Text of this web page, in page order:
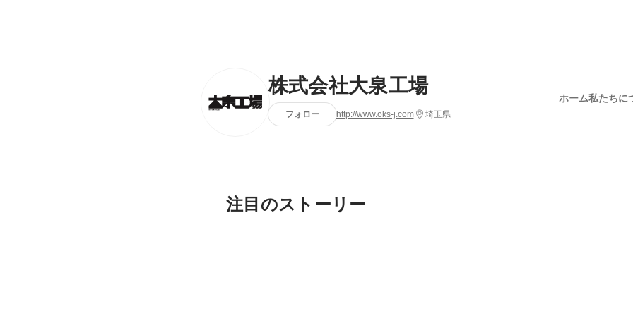
株式会社大泉工場
フォロー http://www.oks-j.com 埼玉県
ホーム私たちに
注目のストーリー